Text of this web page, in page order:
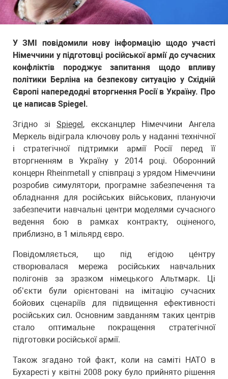
У ЗМІ повідомили нову інформацію щодо участі
Німеччини у підготовці російської армії до сучасних
конфліктів породжує запитання щодо впливу
політики Берліна на безпекову ситуацію у Східній
Європі напередодні вторгнення Росії в Україну. Про
це написав Spiegel.
Згідно зіSpiegel, ексканцлер Німеччини Ангела
Меркель відіграла ключову роль у наданні технічної
і стратегічної підтримки армії Росії перед її
вторгненням в Україну у 2014 році. Оборонний
концерн Rheinmetall у співпраці з урядом Німеччини
розробив симулятори, програмне забезпечення та
обладнання для російських військових, плануючи
забезпечити навчальні центри моделями сучасного
ведення бою в рамках контракту, оціненого,
приблизно, в 1 мільярд євро.
Повідомляється, що під егідою це́нтру
створювалася мережа російських навчальних
полігонів за зразком німецького Альтмарк. Ці
об’єкти були орієнтовані на імітацію сучасних
бойових сценаріїв для підвищення ефективності
російських сил. Основним завданням таких центрів
стало оптимальне покращення стратегічної
підготовки російської армії.
Також згадано той факт, коли на саміті НАТО в
Бухаресті у квітні 2008 року було прийнято рішення